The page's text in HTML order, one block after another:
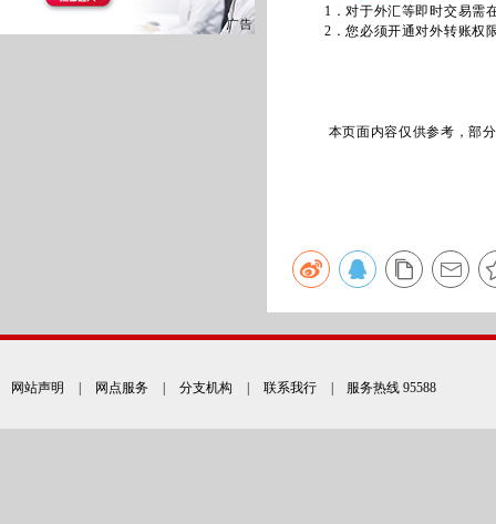
1．对于外汇等即时交易需
2．您必须开通对外转账权
本页面内容仅供参考，部
网站声明 网点服务 分支机构 联系我行 | 服务热线 95588